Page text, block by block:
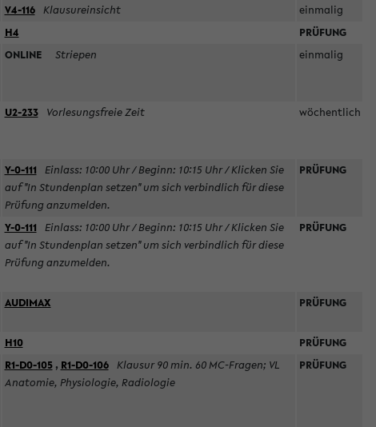
V4-116 Klausureinsicht
einmalig
H4
PRÜFUNG
ONLINE Striepen einmalig
U2-233 Vorlesungsfreie Zeit wöchentlich
Y-0-111 Einlass: 10:00 Uhr / Beginn: 10:15 Uhr / Klicken Sie
auf "In Stundenplan setzen" um sich verbindlich für diese
Prüfung anzumelden.
PRÜFUNG
Y-0-111 Einlass: 10:00 Uhr / Beginn: 10:15 Uhr / Klicken Sie
auf "In Stundenplan setzen" um sich verbindlich für diese
Prüfung anzumelden.
PRÜFUNG
AUDIMAX PRÜFUNG
H10
PRÜFUNG
R1-D0-105, R1-D0-106 Klausur 90 min. 60 MC-Fragen; VL
Anatomie, Physiologie, Radiologie
PRÜFUNG